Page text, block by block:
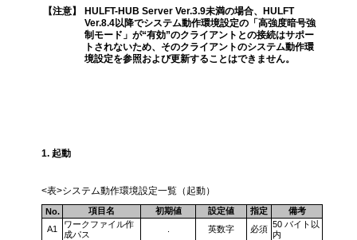
【注意】
HULFT-HUB Server Ver.3.9未満の場合、HULFT
Ver.8.4以降でシステム動作環境設定の「高強度暗号強
制モード」が“有効”のクライアントとの接続はサポー
トされないため、そのクライアントのシステム動作環
境設定を参照および更新することはできません。
1. 起動
<表>システム動作環境設定一覧（起動）
No. 項目名 初期値 設定値 指定
備考
A1
ワークファイル作
成パス
英数字 必須 50 バイト以
内